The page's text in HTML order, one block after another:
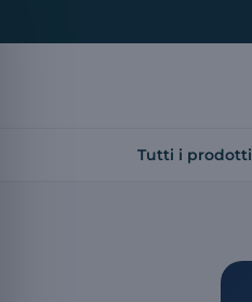
Tutti i prodotti